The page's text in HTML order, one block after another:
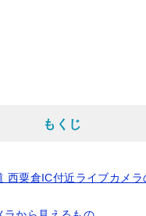
もくじ
西粟倉IC付近ライブカメラ